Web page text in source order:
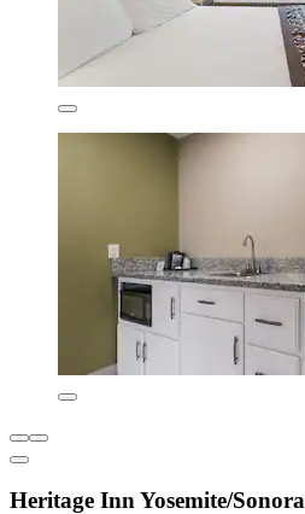
Heritage Inn Yosemite/Sonora